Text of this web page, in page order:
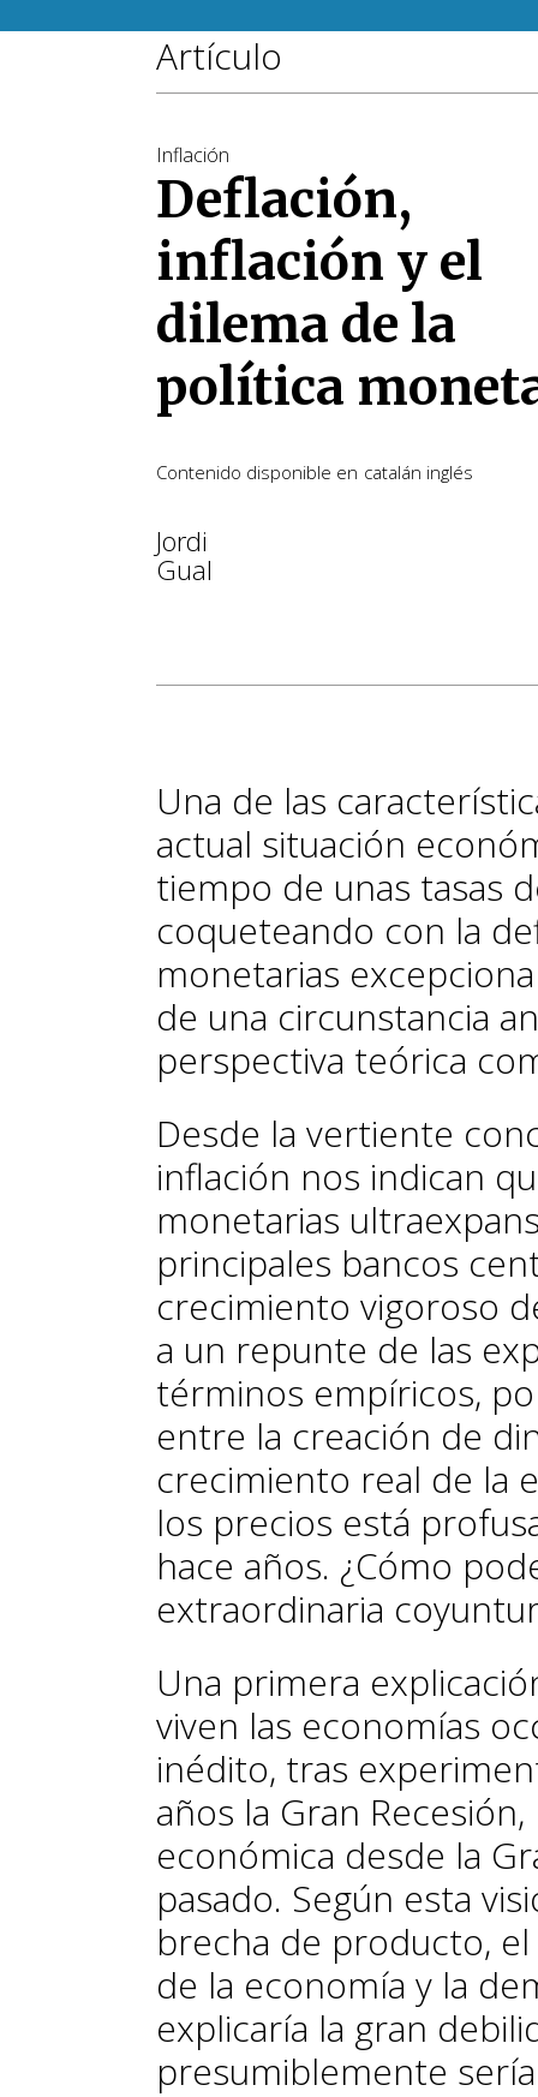
Artículo
Inflación
Deflación,
inflación y el
dilema de la
política
Contenido disponible en catalán inglés
Jordi
Gual
Una de las
actual situación
tiempo de unas tasas
coqueteando con la
monetarias
de una circunstancia
perspectiva teórica
Desde la vertiente
inflación nos indican
monetarias
principales bancos
crecimiento vigoroso
a un repunte de las
términos empíricos,
entre la creación de
crecimiento real de la
los precios está
hace años. ¿Cómo
extraordinaria
Una primera
viven las economías
inédito, tras
años la Gran
económica desde la
pasado. Según esta
brecha de producto,
de la economía y la
explicaría la gran
presumiblemente